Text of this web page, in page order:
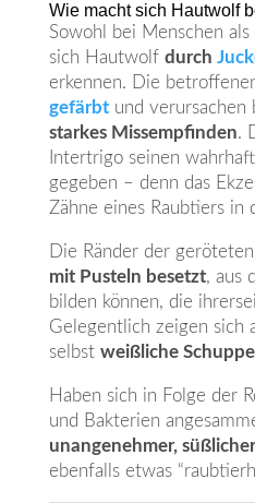
Wie macht sich Hautwolf
Sowohl bei Menschen
sich Hautwolf durch
erkennen. Die
gefärbtund verursachen
starkes Missempfinden.
Intertrigo seinen
gegeben – denn das
Zähne eines Raubtiers in
Die Ränder der
mit Pusteln besetzt, aus
bilden können, die
Gelegentlich zeigen sich
selbst weißliche
Haben sich in Folge der
und Bakterien
unangenehmer,
ebenfalls etwas